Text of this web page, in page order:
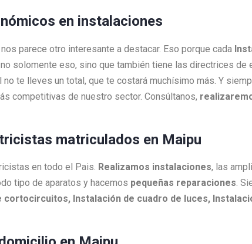
en instalaciones
parece otro interesante a destacar. Eso porque cada
solomente eso, sino que también tiene las directrices de
te lleves un total, que te costará muchísimo más. Y
competitivas de nuestro sector. Consúltanos,
matriculados en Maipu
en todo el Pais. Realizamos instalaciones, las
tipo de aparatos y hacemos pequeñas reparaciones.
cortocircuitos, Instalación de cuadro de luces,